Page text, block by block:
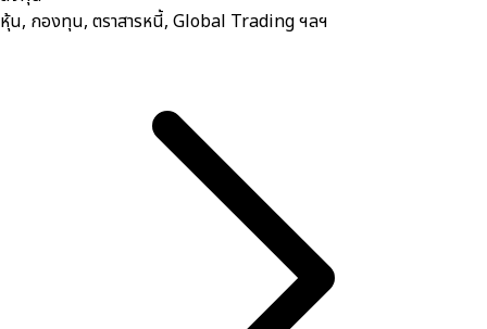
หุ้น, กองทุน, ตราสารหนี้, Global Trading ฯลฯ